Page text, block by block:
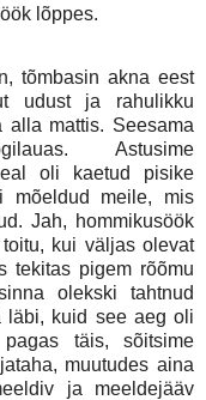
lõppes.
tõmbasin akna eest
udust ja rahulikku
alla mattis. Seesama
Astusime
oli kaetud pisike
mõeldud meile, mis
Jah, hommikusöök
kui väljas olevat
tekitas pigem rõõmu
olekski tahtnud
kuid see aeg oli
pagas täis, sõitsime
muutudes aina
ja meeldejääv